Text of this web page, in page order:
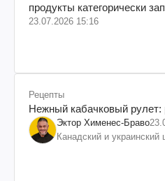
продукты категорически
23.07.2026 15:16
Рецепты
Нежный кабачковый рулет:
Эктор Хименес-Браво
Канадский и